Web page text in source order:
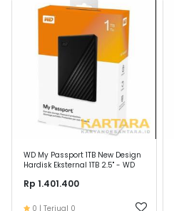
WD My Passport 1TB New Design
Hardisk Eksternal 1TB 2.5" - WD
Rp 1.401.400
0 | Terjual 0